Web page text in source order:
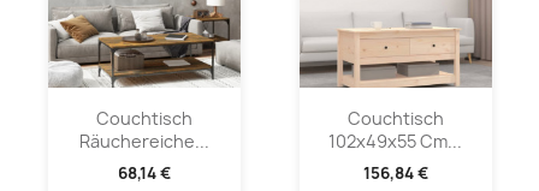
Couchtisch
Räuchereiche...
68,14 €
Couchtisch
102x49x55 Cm...
156,84 €